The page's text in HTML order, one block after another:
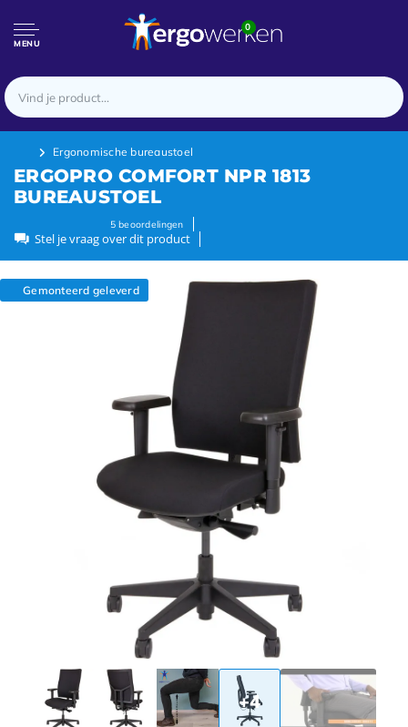
MENU
0
Ergonomische bureaustoel
ERGOPRO COMFORT NPR 1813
BUREAUSTOEL
5beoordelingen
Stel je vraag over dit product
Gemonteerd geleverd
+4